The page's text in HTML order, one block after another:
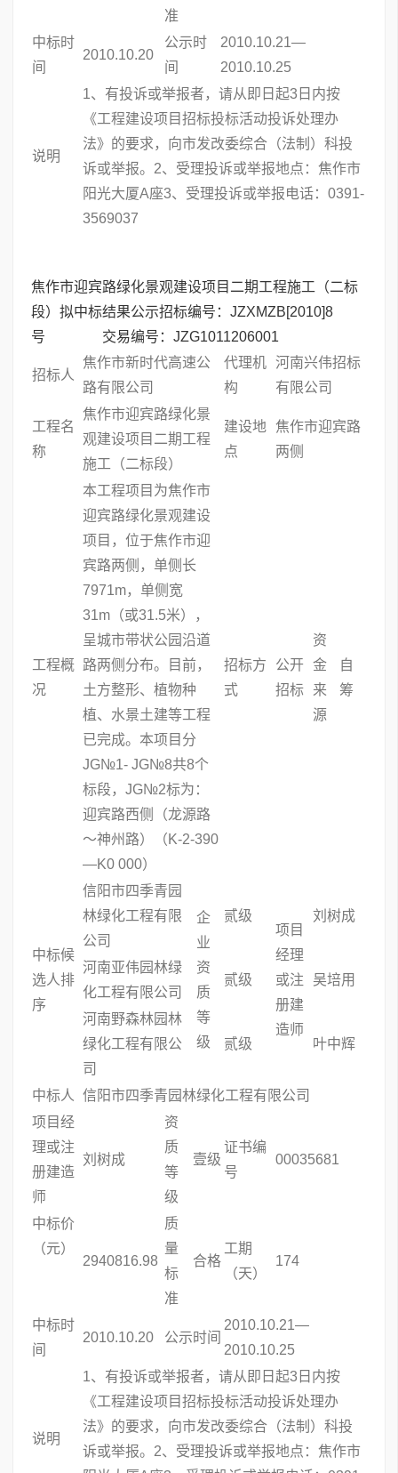
准
中标时
间
2010.10.20
公示时
间
2010.10.21—
2010.10.25
说明
1、有投诉或举报者，请从即日起3日内按
《工程建设项目招标投标活动投诉处理办
法》的要求，向市发改委综合（法制）科投
诉或举报。2、受理投诉或举报地点：焦作市
阳光大厦A座3、受理投诉或举报电话：0391-
3569037
焦作市迎宾路绿化景观建设项目二期工程施工（二标
段）拟中标结果公示招标编号：JZXMZB[2010]8
号 交易编号：JZG1011206001
招标人
焦作市新时代高速公
路有限公司
代理机
构
河南兴伟招标
有限公司
工程名
称
焦作市迎宾路绿化景
观建设项目二期工程
施工（二标段）
建设地
点
焦作市迎宾路
两侧
工程概
况
本工程项目为焦作市
迎宾路绿化景观建设
项目，位于焦作市迎
宾路两侧，单侧长
7971m，单侧宽
31m（或31.5米），
呈城市带状公园沿道
路两侧分布。目前，
土方整形、植物种
植、水景土建等工程
已完成。本项目分
JG№1- JG№8共8个
标段，JG№2标为：
迎宾路西侧（龙源路
～神州路）（K-2-390
—K0 000）
招标方
式
公开
招标
资
金
来
源
自
筹
中标候
选人排
序
信阳市四季青园
林绿化工程有限
公司
企
业
资
质
等
级
贰级
项目
经理
或注
册建
造师
刘树成
河南亚伟园林绿
化工程有限公司
贰级 吴培用
河南野森林园林
绿化工程有限公
司
贰级 叶中辉
中标人 信阳市四季青园林绿化工程有限公司
项目经
理或注
册建造
师
刘树成
资
质
等
级
壹级
证书编
号
00035681
中标价
（元）
2940816.98
质
量
标
准
合格
工期
（天）
174
中标时
间
2010.10.20 公示时间
2010.10.21—
2010.10.25
说明
1、有投诉或举报者，请从即日起3日内按
《工程建设项目招标投标活动投诉处理办
法》的要求，向市发改委综合（法制）科投
诉或举报。2、受理投诉或举报地点：焦作市